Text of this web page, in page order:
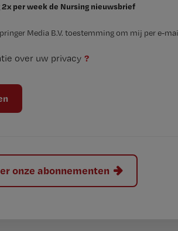
2x per week de Nursing nieuwsbrief
Media B.V. toestemming om mij per e-
over uw privacy ?
onze abonnementen